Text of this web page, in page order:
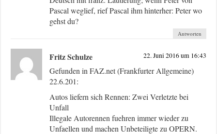
Pascal weglief, rief Pascal ihm hinterher: Peter wo
gehst du?
Antworten
Fritz Schulze 22. Juni 2016 um 16:43
Gefunden in FAZ.net (Frankfurter Allgemeine)
22.6.201:
Autos liefern sich Rennen: Zwei Verletzte bei
Unfall
Illegale Autorennen fuehren immer wieder zu
Unfaellen und machen Unbeteiligte zu OPERN.